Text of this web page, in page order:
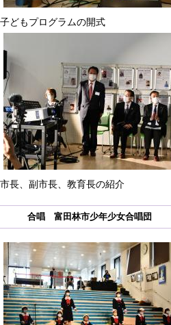
子どもプログラムの開式
市長、副市長、教育長の紹介
合唱 富田林市少年少女合唱団